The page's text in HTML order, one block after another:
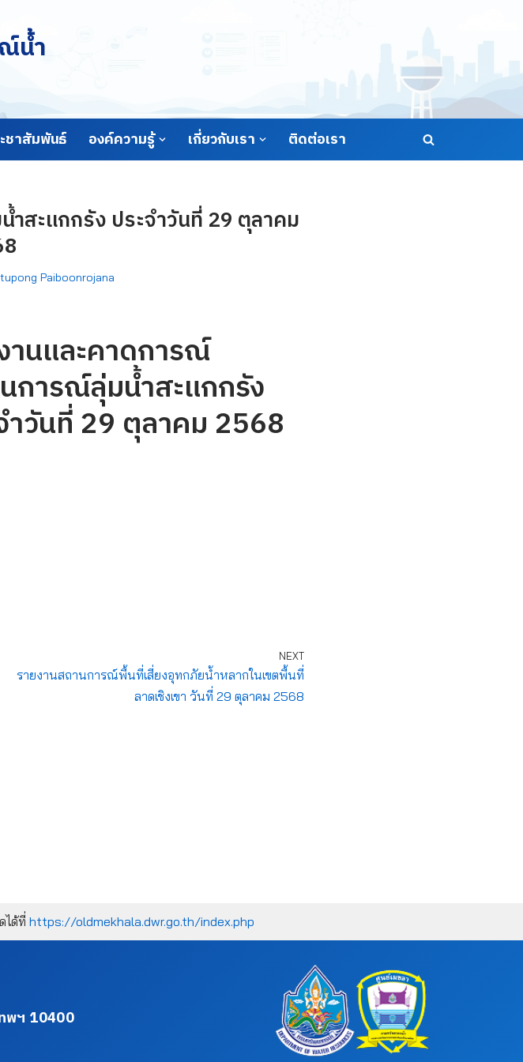
น้ำ
ชาสัมพันธ์ องค์ความรู้ เกี่ยวกับเรา ติดต่อเรา
สะแกกรัง ประจำวันที่ 29 ตุลาคม
Paiboonrojana
านและคาดการณ์
การณ์ลุ่มน้ำสะแกกรัง
ำวันที่ 29 ตุลาคม 2568
NEXT
รายงานสถานการณ์พื้นที่เสี่ยงอุทกภัยน้ำหลากในเขตพื้นที่
ลาดเชิงเขา วันที่ 29 ตุลาคม 2568
ได้ที่ https://oldmekhala.dwr.go.th/index.php
พฯ 10400